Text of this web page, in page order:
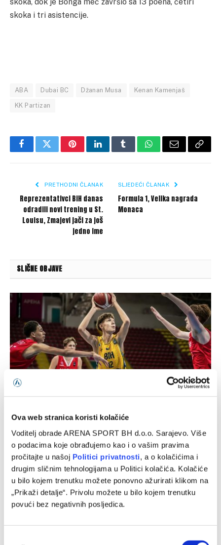
Ova web stranica koristi kolačiće
Voditelj obrade ARENA SPORT BH d.o.o. Sarajevo. Više
o podacima koje obrađujemo kao i o vašim pravima
pročitajte u našoj Politici privatnosti, a o kolačićima i
drugim sličnim tehnologijama u Politici kolačića. Kolačiće
u bilo kojem trenutku možete ponovno ažurirati klikom na
„Prikaži detalje“. Privolu možete u bilo kojem trenutku
povući bez negativnih posljedica.
skoka, dok je Bonga meč završio sa 13 poena, četiri
skoka i tri asistencije.
ABA Dubai BC Džanan Musa Kenan Kamenjaš
KK Partizan
FacebookTwitterPinterestLinkedInTumblrWhatsApp
Email Copy
PRETHODNI ČLANAK
Reprezentativci BiH danas
odradili novi trening u St.
Louisu, Zmajevi jači za još
jedno ime
SLJEDEĆI ČLANAK
Formula 1, Velika nagrada
Monaca
SLIČNE OBJAVE
Bh. kadeti ubjedljivi protiv Norveške
06/08/2026